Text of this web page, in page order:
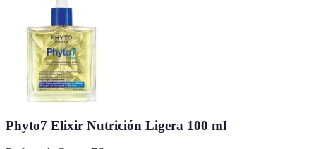
Phyto7 Elixir Nutrición Ligera 100 ml